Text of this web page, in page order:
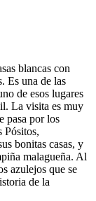
blancas con
Es una de las
de esos lugares
La visita es muy
pasa por los
Pósitos,
bonitas casas, y
malagueña. Al
azulejos que se
de la